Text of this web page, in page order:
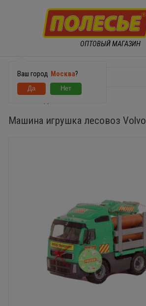
ОПТОВЫЙ МАГАЗИН
Ваш город Москва?
Машина игрушка лесовоз Volvo